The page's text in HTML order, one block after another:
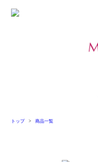
トップ > 商品一覧